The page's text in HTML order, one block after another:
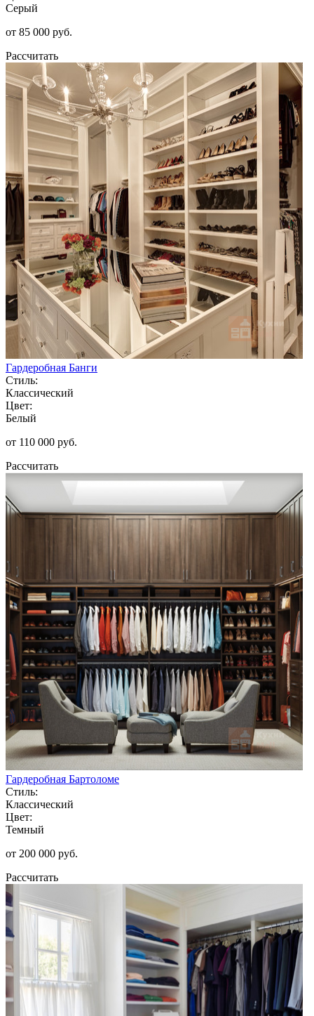
Серый
от 85 000 руб.
Рассчитать
Гардеробная Банги
Стиль:
Классический
Цвет:
Белый
от 110 000 руб.
Рассчитать
Гардеробная Бартоломе
Стиль:
Классический
Цвет:
Темный
от 200 000 руб.
Рассчитать